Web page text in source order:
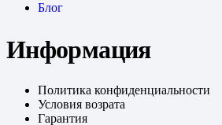
Блог
Информация
Политика конфиденциальности
Условия возрата
Гарантия